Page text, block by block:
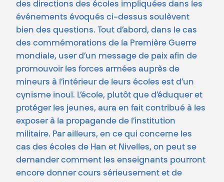
des directions des écoles impliquées dans les
événements évoqués ci-dessus soulèvent
bien des questions. Tout d’abord, dans le cas
des commémorations de la Première Guerre
mondiale, user d’un message de paix afin de
promouvoir les forces armées auprès de
mineurs à l’intérieur de leurs écoles est d’un
cynisme inouï. L’école, plutôt que d’éduquer et
protéger les jeunes, aura en fait contribué à les
exposer à la propagande de l’institution
militaire. Par ailleurs, en ce qui concerne les
cas des écoles de Han et Nivelles, on peut se
demander comment les enseignants pourront
encore donner cours sérieusement et de